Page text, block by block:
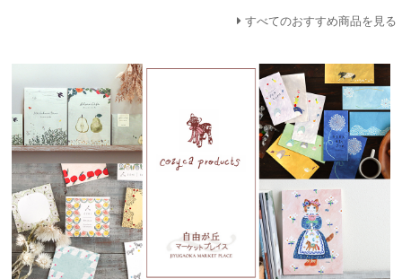
すべてのおすすめ商品を見る